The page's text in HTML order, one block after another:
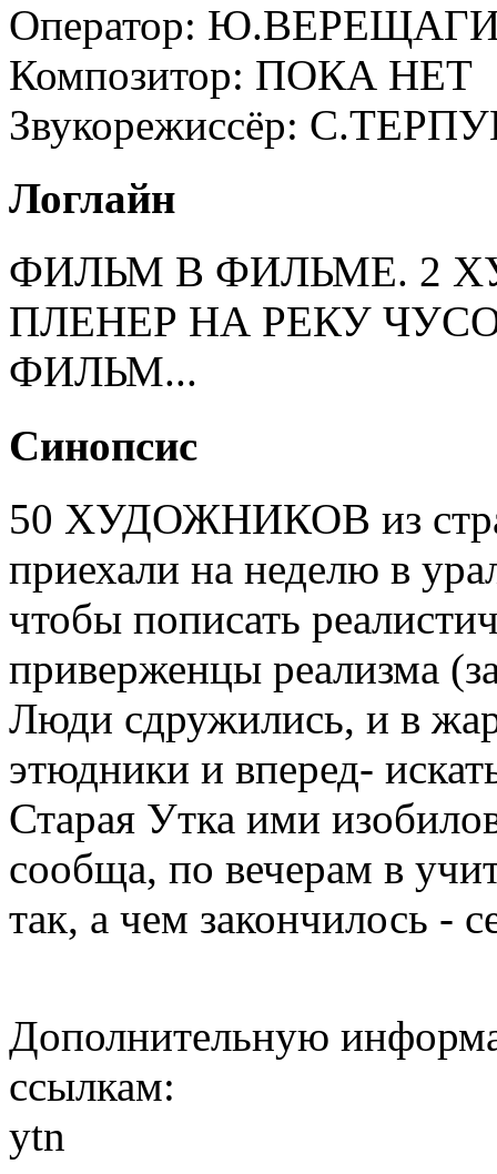
Оператор:
Композитор: ПОКА НЕТ
Звукорежиссёр:
Логлайн
ФИЛЬМ В ФИЛЬМЕ. 2
ПЛЕНЕР НА РЕКУ
ФИЛЬМ...
Синопсис
50 ХУДОЖНИКОВ из
приехали на неделю в
чтобы пописать
приверженцы реализма
Люди сдружились, и в
этюдники и вперед-
Старая Утка ими
сообща, по вечерам в
так, а чем закончилось -
Дополнительную
ссылкам:
ytn